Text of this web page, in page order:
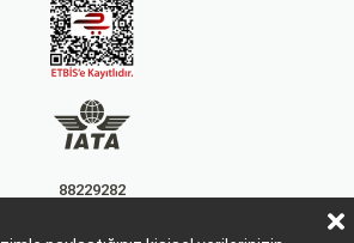
88229282